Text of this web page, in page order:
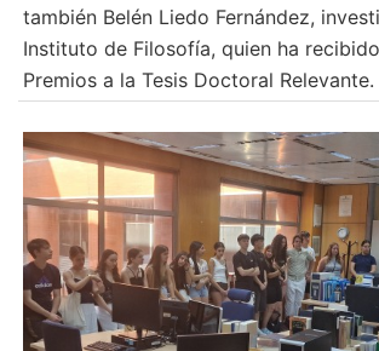
también Belén Liedo Fernández,
Instituto de Filosofía, quien ha
Premios a la Tesis Doctoral Relevante.